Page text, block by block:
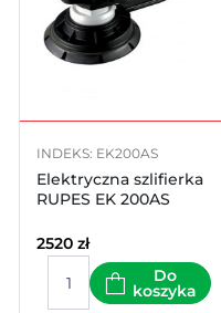
INDEKS: EK200AS
Elektryczna szlifierka
RUPES EK 200AS
2520 zł
Do
koszyka